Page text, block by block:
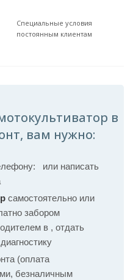
Специальные условия
постоянным клиентам
в
вам нужно:
или написать
самостоятельно или
забором
в , отдать
(оплата
безналичным